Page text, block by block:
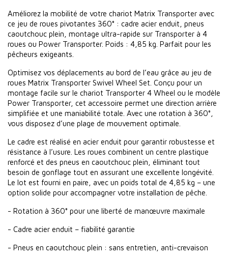
Améliorez la mobilité de votre chariot Matrix Transporter avec
ce jeu de roues pivotantes 360° : cadre acier enduit, pneus
caoutchouc plein, montage ultra-rapide sur Transporter à 4
roues ou Power Transporter. Poids : 4,85 kg. Parfait pour les
pêcheurs exigeants.
Optimisez vos déplacements au bord de l’eau grâce au jeu de
roues Matrix Transporter Swivel Wheel Set. Conçu pour un
montage facile sur le chariot Transporter 4 Wheel ou le modèle
Power Transporter, cet accessoire permet une direction arrière
simplifiée et une maniabilité totale. Avec une rotation à 360°,
vous disposez d’une plage de mouvement optimale.
Le cadre est réalisé en acier enduit pour garantir robustesse et
résistance à l’usure. Les roues combinent un centre plastique
renforcé et des pneus en caoutchouc plein, éliminant tout
besoin de gonflage tout en assurant une excellente longévité.
Le lot est fourni en paire, avec un poids total de 4,85 kg – une
option solide pour accompagner votre installation de pêche.
- Rotation à 360° pour une liberté de manœuvre maximale
- Cadre acier enduit – fiabilité garantie
- Pneus en caoutchouc plein : sans entretien, anti-crevaison